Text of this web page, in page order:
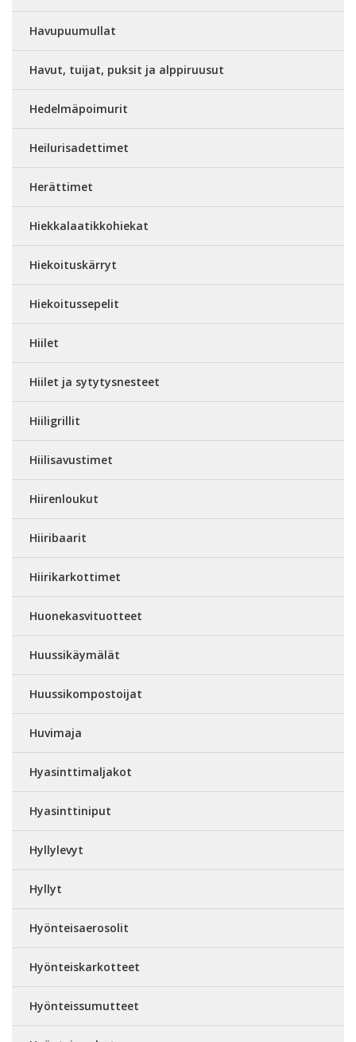
Havupuumullat
Havut, tuijat, puksit ja alppiruusut
Hedelmäpoimurit
Heilurisadettimet
Herättimet
Hiekkalaatikkohiekat
Hiekoituskärryt
Hiekoitussepelit
Hiilet
Hiilet ja sytytysnesteet
Hiiligrillit
Hiilisavustimet
Hiirenloukut
Hiiribaarit
Hiirikarkottimet
Huonekasvituotteet
Huussikäymälät
Huussikompostoijat
Huvimaja
Hyasinttimaljakot
Hyasinttiniput
Hyllylevyt
Hyllyt
Hyönteisaerosolit
Hyönteiskarkotteet
Hyönteissumutteet